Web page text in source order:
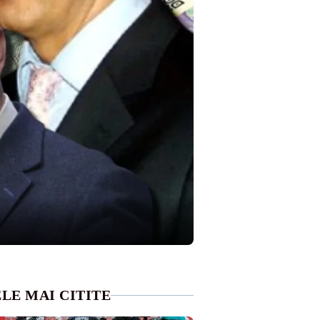
MAI CITITE